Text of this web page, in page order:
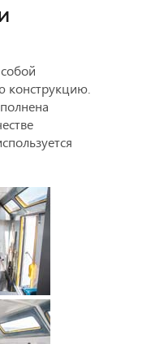
конструкцию.